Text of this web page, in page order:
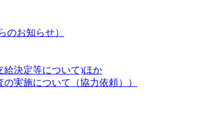
のお知らせ）
給決定等について)ほか
実施について（協力依頼））